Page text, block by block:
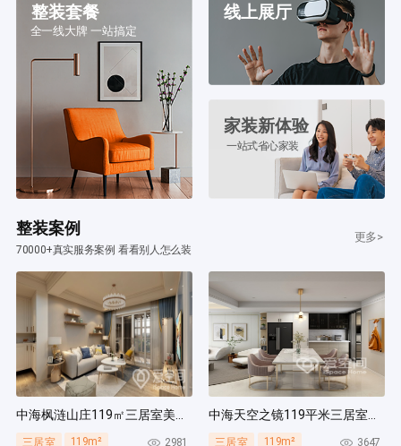
整装套餐
全一线大牌 一站搞定
线上展厅
家装新体验
一站式省心家装
整装案例
70000+真实服务案例 看看别人怎么装
更多>
中海枫涟山庄119㎡三居室美式风装修案例
三居室 119m² 2981
中海天空之镜119平米三居室北欧风装修案例
三居室 119m² 3647